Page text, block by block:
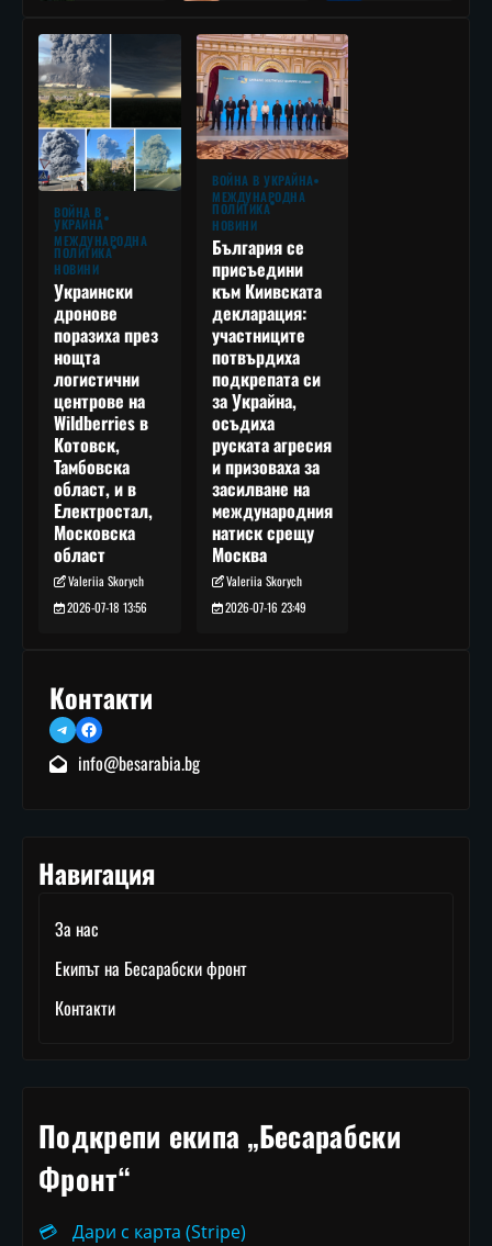
ВОЙНА В
УКРАЙНА
МЕЖДУНАРОДНА
ПОЛИТИКА
НОВИНИ
Украински
дронове
поразиха през
нощта
логистични
центрове на
Wildberries в
Котовск,
Тамбовска
област, и в
Електростал,
Московска
област
Valeriia Skorych
2026-07-18 13:56
ВОЙНА В УКРАЙНА
МЕЖДУНАРОДНА
ПОЛИТИКА
НОВИНИ
България се
присъедини
към Киивската
декларация:
участниците
потвърдиха
подкрепата си
за Украйна,
осъдиха
руската агресия
и призоваха за
засилване на
международния
натиск срещу
Москва
Valeriia Skorych
2026-07-16 23:49
Контакти
TelegramFacebook
info@besarabia.bg
Навигация
За нас
Екипът на Бесарабски фронт
Контакти
Подкрепи екипа „Бесарабски
Фронт“
💳
Дари с карта (Stripe)